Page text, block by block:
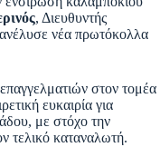
, Διευθυντής
νέα πρωτόκολλα
στον τομέα
ευκαιρία για
με στόχο την
τελικό καταναλωτή.